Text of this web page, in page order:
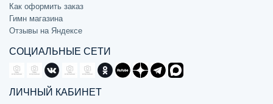
Как оформить заказ
Гимн магазина
Отзывы на Яндексе
СОЦИАЛЬНЫЕ СЕТИ
ЛИЧНЫЙ КАБИНЕТ